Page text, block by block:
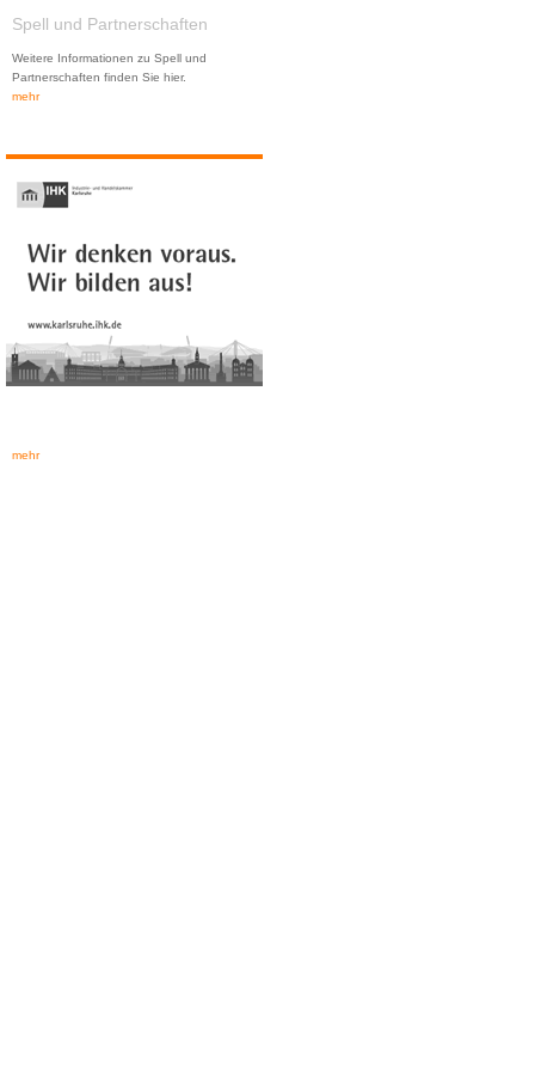
Spell und Partnerschaften
Weitere Informationen zu Spell und
Partnerschaften finden Sie hier.
mehr
mehr